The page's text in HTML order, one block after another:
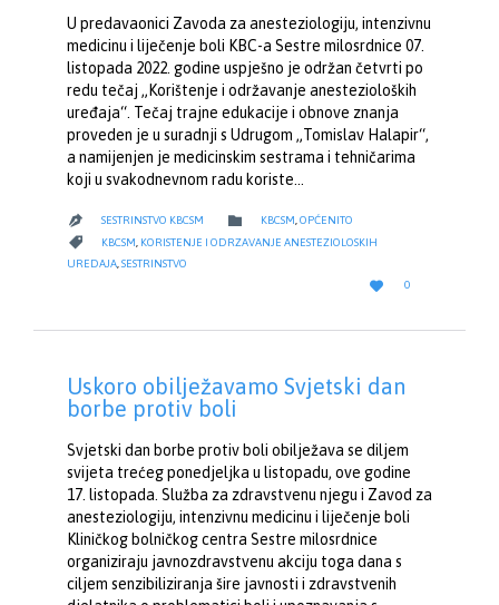
U predavaonici Zavoda za anesteziologiju, intenzivnu
medicinu i liječenje boli KBC-a Sestre milosrdnice 07.
listopada 2022. godine uspješno je održan četvrti po
redu tečaj „Korištenje i održavanje anestezioloških
uređaja“. Tečaj trajne edukacije i obnove znanja
proveden je u suradnji s Udrugom „Tomislav Halapir“,
a namijenjen je medicinskim sestrama i tehničarima
koji u svakodnevnom radu koriste…
 SESTRINSTVO KBCSM  CATEGORY
KBCSM OPĆENITO
 CATEGORY
KBCSM KORISTENJE I ODRZAVANJE ANESTEZIOLOSKIH
UREDAJA SESTRINSTVO

LOVE
IT
0
Uskoro obilježavamo Svjetski dan
borbe protiv boli
Svjetski dan borbe protiv boli obilježava se diljem
svijeta trećeg ponedjeljka u listopadu, ove godine
17. listopada. Služba za zdravstvenu njegu i Zavod za
anesteziologiju, intenzivnu medicinu i liječenje boli
Kliničkog bolničkog centra Sestre milosrdnice
organiziraju javnozdravstvenu akciju toga dana s
ciljem senzibiliziranja šire javnosti i zdravstvenih